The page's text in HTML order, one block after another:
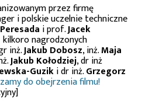
przez firmę
i polskie uczelnie techniczne
i prof.Jacek
nagrodzonych
inż.Jakub Dobosz, inż.Maja
Jakub Kołodziej, dr inż
Guziki dr inż.Grzegorz
do obejrzenia filmu!